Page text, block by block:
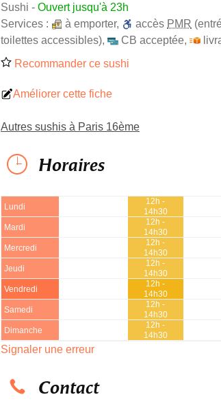
Sushi - Ouvert jusqu'à 23h
Services :
à emporter, accès PMR
toilettes accessibles), CB acceptée,
Recommander ce sushi
Améliorer cette fiche
Autres sushis à Paris 16ème
Horaires
Lundi
12h -
14h30
Mardi
12h -
14h30
Mercredi
12h -
14h30
Jeudi
12h -
14h30
Vendredi
12h -
14h30
Samedi
12h -
14h30
Dimanche
12h -
14h30
Signaler une erreur
Contact